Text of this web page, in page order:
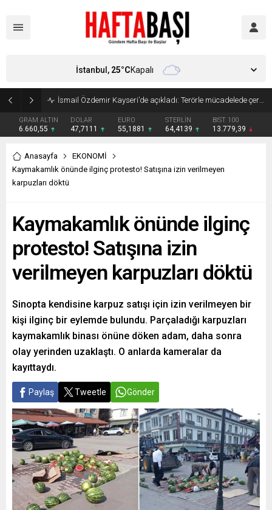
Süleyman Soylu ‘çok korktum’ deyip ilk kez açıkladı: En büyük tehdit dışarısıdır!
GRAM ALTIN
6.660,55
DOLAR
47,7111
EURO
55,1881
STERLİN
64,4139
BIST 100
13.779,39
İstanbul, 25°CKapalı
Anasayfa
EKONOMİ
Kaymakamlık önünde ilginç protesto! Satışına izin verilmeyen
karpuzları döktü
Kaymakamlık önünde ilginç
protesto! Satışına izin
verilmeyen karpuzları döktü
Sinopta kendisine karpuz satışı için izin verilmeyen bir
kişi ilginç bir eylemde bulundu. Parçaladığı karpuzları
kaymakamlık binası önüne döken adam, daha sonra
olay yerinden uzaklaştı. O anlarda kameralar da
kayıttaydı.
Paylaş Tweetle Gönder